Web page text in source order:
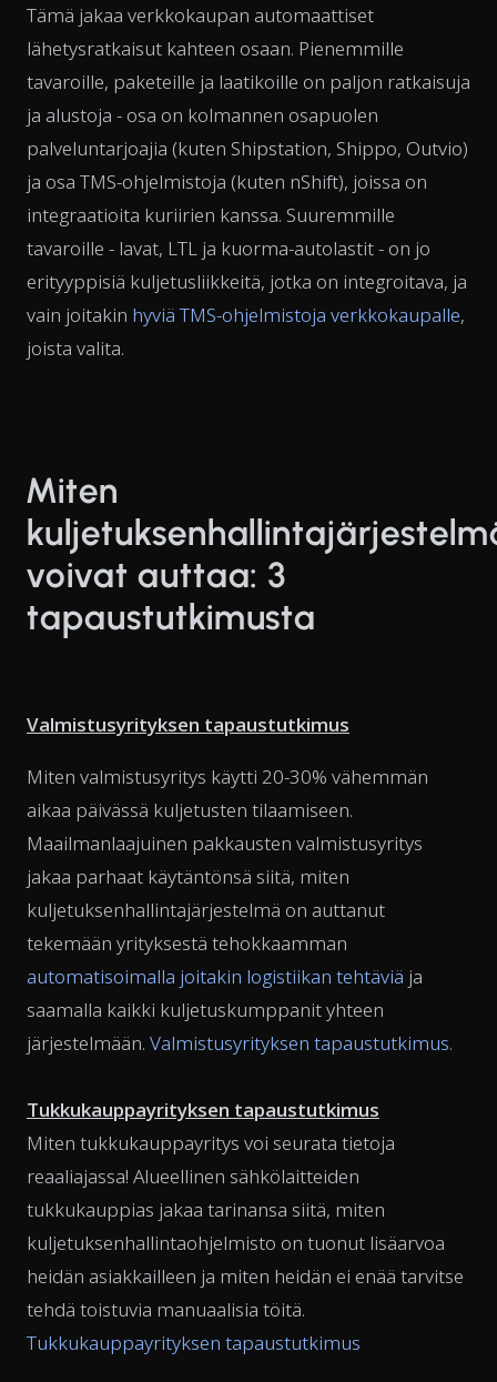
Tämä jakaa verkkokaupan automaattiset
lähetysratkaisut kahteen osaan. Pienemmille
tavaroille, paketeille ja laatikoille on paljon ratkaisuja
ja alustoja - osa on kolmannen osapuolen
palveluntarjoajia (kuten Shipstation, Shippo, Outvio)
ja osa TMS-ohjelmistoja (kuten nShift), joissa on
integraatioita kuriirien kanssa. Suuremmille
tavaroille - lavat, LTL ja kuorma-autolastit - on jo
erityyppisiä kuljetusliikkeitä, jotka on integroitava, ja
vain joitakin hyviä TMS-ohjelmistoja verkkokaupalle,
joista valita.
Miten
voivat auttaa: 3
tapaustutkimusta
Valmistusyrityksen tapaustutkimus
Miten valmistusyritys käytti 20-30% vähemmän
aikaa päivässä kuljetusten tilaamiseen.
Maailmanlaajuinen pakkausten valmistusyritys
jakaa parhaat käytäntönsä siitä, miten
kuljetuksenhallintajärjestelmä on auttanut
tekemään yrityksestä tehokkaamman
automatisoimalla joitakin logistiikan tehtäviä ja
saamalla kaikki kuljetuskumppanit yhteen
järjestelmään. Valmistusyrityksen tapaustutkimus.
Tukkukauppayrityksen tapaustutkimus
Miten tukkukauppayritys voi seurata tietoja
reaaliajassa! Alueellinen sähkölaitteiden
tukkukauppias jakaa tarinansa siitä, miten
kuljetuksenhallintaohjelmisto on tuonut lisäarvoa
heidän asiakkailleen ja miten heidän ei enää tarvitse
tehdä toistuvia manuaalisia töitä.
Tukkukauppayrityksen tapaustutkimus